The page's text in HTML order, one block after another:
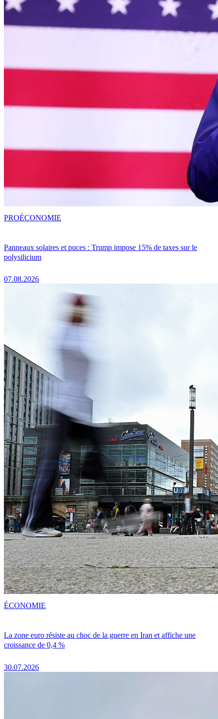
Panneaux solaires et puces : Trump impose 15% de taxes sur le
polysilicium
07.08.2026
PROÉCONOMIE
La zone euro résiste au choc de la guerre en Iran et affiche une
croissance de 0,4 %
30.07.2026
ÉCONOMIE